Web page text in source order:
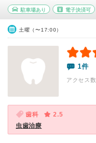
駐車場あり 電子決済可
土曜（〜17:00）
1件
アクセス
歯科
2.5
虫歯治療